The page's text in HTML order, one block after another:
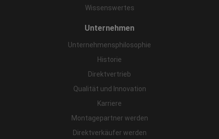
Wissenswertes
Unternehmen
Unternehmensphilosophie
Historie
Direktvertrieb
Qualität und Innovation
Karriere
Montagepartner werden
Direktverkäufer werden